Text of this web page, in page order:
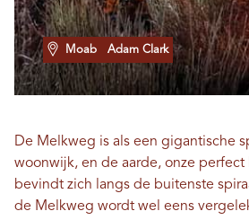
Moab Adam Clark
De Melkweg is als een gigantische
woonwijk, en de aarde, onze
bevindt zich langs de buitenste
de Melkweg wordt wel eens